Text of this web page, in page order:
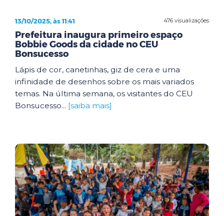
476 visualizações
13/10/2025, às 11:41
Prefeitura inaugura primeiro espaço
Bobbie Goods da cidade no CEU
Bonsucesso
Lápis de cor, canetinhas, giz de cera e uma
infinidade de desenhos sobre os mais variados
temas. Na última semana, os visitantes do CEU
Bonsucesso... [saiba mais]